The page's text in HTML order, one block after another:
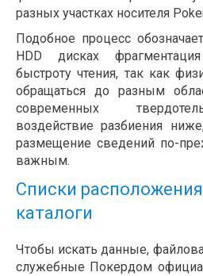
разных участках носителя
Подобное процесс
HDD дисках
быстроту чтения, так как
обращаться до разным
современных
воздействие разбиения
размещение сведений по-
важным.
Списки
каталоги
Чтобы искать данные,
служебные Покердом